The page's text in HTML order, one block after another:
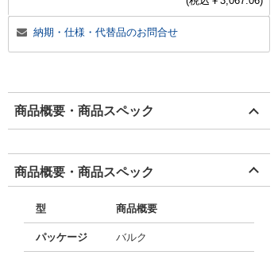
納期・仕様・代替品のお問合せ
商品概要・商品スペック
商品概要・商品スペック
型 商品概要
パッケージ バルク